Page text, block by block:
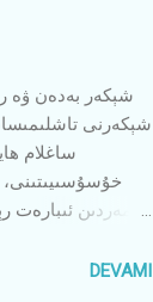
شېكەرنى
ساغلام
خۇسۇسىيىتىنى،
كەمەردىن ئىبارەت
لازىم. چۈنكى
DEVAMI